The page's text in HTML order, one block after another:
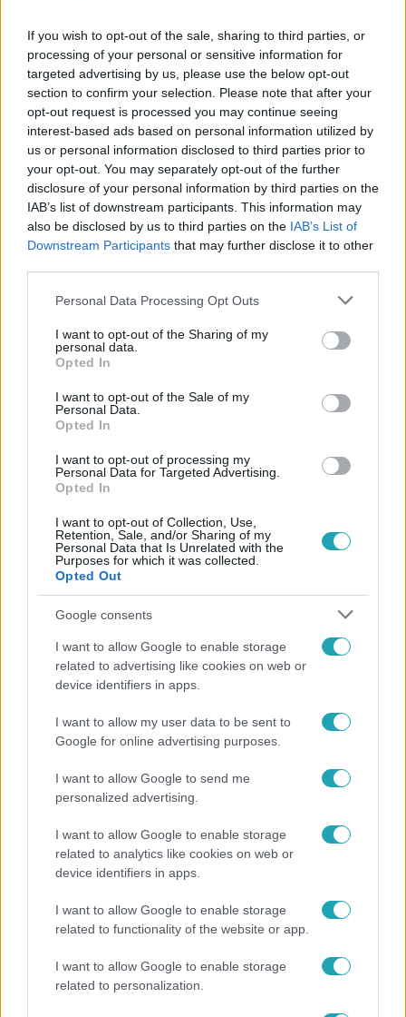
If you wish to opt-out of the sale, sharing to third parties, or
processing of your personal or sensitive information for
targeted advertising by us, please use the below opt-out
section to confirm your selection. Please note that after your
opt-out request is processed you may continue seeing
interest-based ads based on personal information utilized by
us or personal information disclosed to third parties prior to
your opt-out. You may separately opt-out of the further
disclosure of your personal information by third parties on the
IAB’s list of downstream participants. This information may
also be disclosed by us to third parties on the IAB’s List of
Downstream Participants that may further disclose it to other
Please note that this website/app uses one or more Google
not limited to your visit or usage behaviour. You may click to
grant or deny consent to Google and its third-party tags to
use your data for below specified purposes in below Google
consent section.
Personal Data Processing Opt Outs
I want to opt-out of the Sharing of my
personal data.
Opted In
I want to opt-out of the Sale of my
Personal Data.
Opted In
I want to opt-out of processing my
Personal Data for Targeted Advertising.
Opted In
I want to opt-out of Collection, Use,
Retention, Sale, and/or Sharing of my
Personal Data that Is Unrelated with the
Purposes for which it was collected.
Opted Out
Google consents
I want to allow Google to enable storage
related to advertising like cookies on web or
device identifiers in apps.
I want to allow my user data to be sent to
Google for online advertising purposes.
I want to allow Google to send me
personalized advertising.
I want to allow Google to enable storage
related to analytics like cookies on web or
device identifiers in apps.
I want to allow Google to enable storage
related to functionality of the website or app.
I want to allow Google to enable storage
related to personalization.
Kövess minket, és értesülj a friss hírekről a
Facebookon is!
Követem
ADÁSRÉSZLETEK
PERFORMANSZ #MODELL #VIDEÓ
Népszerű
Majkát a SIC Feszten